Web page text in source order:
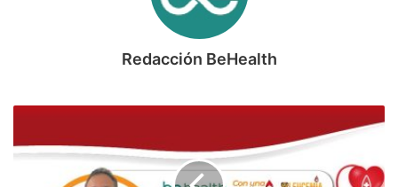
Redacción BeHealth